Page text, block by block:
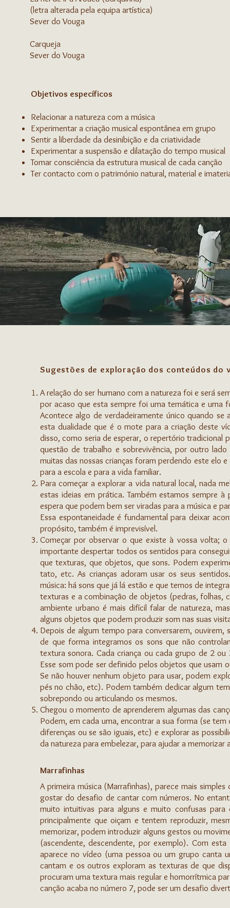
(letra alterada pela equipa artística)
Sever do Vouga
Carqueja
Sever do Vouga
Objetivos específicos
Relacionar a natureza com a música
Experimentar a criação musical espontânea em grupo
Sentir a liberdade da desinibição e da criatividade
Experimentar a suspensão e dilatação do tempo musical
Tomar consciência da estrutura musical de cada canção
Ter contacto com o património natural, material e
Sugestões de exploração dos conteúdos do
A relação do ser humano com a natureza foi e será
por acaso que esta sempre foi uma temática e uma
Acontece algo de verdadeiramente único quando
esta dualidade que é o mote para a criação deste
disso, como seria de esperar, o repertório tradicional
questão de trabalho e sobrevivência, por outro
muitas das nossas crianças foram perdendo este elo
para a escola e para a vida familiar.
Para começar a explorar a vida natural local, nada
estas ideias em prática. Também estamos sempre
espera que podem bem ser viradas para a música e
Essa espontaneidade é fundamental para deixar
propósito, também é imprevisível.
Começar por observar o que existe à vossa volta;
importante despertar todos os sentidos para
que texturas, que objetos, que sons. Podem
tato, etc. As crianças adoram usar os seus
música: há sons que já lá estão e que temos de
texturas e a combinação de objetos (pedras, folhas,
ambiente urbano é mais difícil falar de natureza,
alguns objetos que podem produzir som nas suas
Depois de algum tempo para conversarem,
de que forma integramos os sons que não
textura sonora. Cada criança ou cada grupo de 2
Esse som pode ser definido pelos objetos que
Se não houver nenhum objeto para usar, podem
pés no chão, etc). Podem também dedicar algum
sobrepondo ou articulando os mesmos.
Chegou o momento de aprenderem algumas das
Podem, em cada uma, encontrar a sua forma (se
diferenças ou se são iguais, etc) e explorar as
da natureza para embelezar, para ajudar a memorizar
Marrafinhas
A primeira música (Marrafinhas), parece mais
gostar do desafio de cantar com números. No
muito intuitivas para alguns e muito confusas
principalmente que oiçam e tentem reproduzir,
memorizar, podem introduzir alguns gestos ou
(ascendente, descendente, por exemplo). Com
aparece no vídeo (uma pessoa ou um grupo canta
cantam e os outros exploram as texturas de que
procuram uma textura mais regular e homorrítmica
canção acaba no número 7, pode ser um desafio